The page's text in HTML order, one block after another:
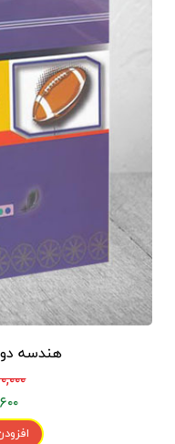
هندسه
۴۹۰,۰۰۰